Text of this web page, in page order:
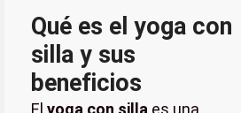
Qué es el yoga con
silla y sus
beneficios